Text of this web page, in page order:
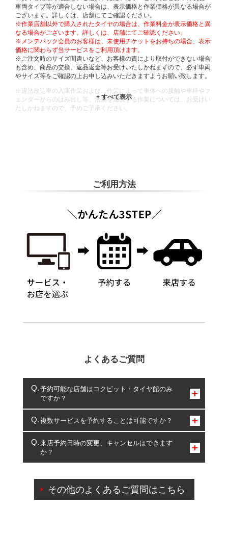
車両タイプ等が適合しない場合は、表示価格と作業価格が異なる場合が
ございます。詳しくは、店舗にてご確認ください。
※作業店舗以外で購入されたタイヤの場合は、作業料金が表示価格と異
なる場合がございます。詳しくは、店舗にてご確認ください。
※メンテパック会員のお客様は、未使用チケットをお持ちの場合、表示
価格に関わらず当サービスをご利用頂けます。
※ご注文時のサイズ間違いなど、お客様の責により取付ができない場合
も含め、商品の交換、返品返金等お受けいたしかねますので、必ず車両
やサイズ等をご確認の上お申し込みいただきますようお願い致します。
※違法改造車の入庫作業および、作業によって車体への接触や車枠やフ
ェンダーからのはみ出し等、法規を逸脱する作業については、お受けい
たしかねますので、予めご了承ください。
ご利用方法
よくあるご質問
予約可能な店舗はコクピット・タイヤ館のみ
ですか？
コクピット・タイヤ館のみとなります。
複数サービスを予約することは可能ですか？
複数サービスのご予約は可能です。
一部の商品・サービスの組み合わせに限り、同時にご予約が
出来ないものもございます。
来店予約日時の変更、キャンセルはできます
か？
ご来店予約日の3営業日前を過ぎている場合のご予約
の日時変更につきましては、直接ご予約の店舗まで
その他のよくあるご質問はこちら